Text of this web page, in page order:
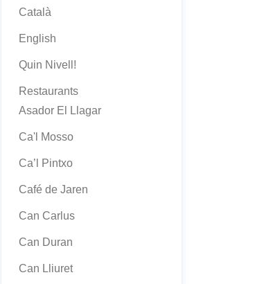
Català
English
Quin Nivell!
Restaurants
Asador El Llagar
Ca'l Mosso
Ca’l Pintxo
Café de Jaren
Can Carlus
Can Duran
Can Lliuret